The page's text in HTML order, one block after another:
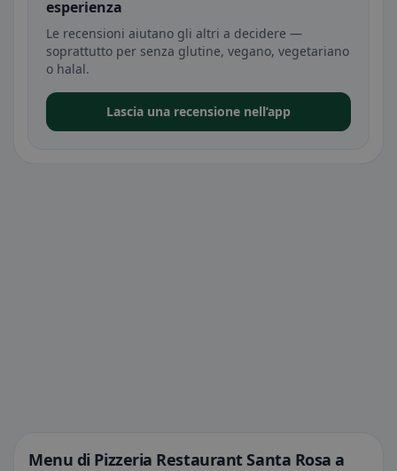
esperienza
Le recensioni aiutano gli altri a decidere —
soprattutto per senza glutine, vegano, vegetariano
o halal.
Lascia una recensione nell’app
Menu di Pizzeria Restaurant Santa Rosa a